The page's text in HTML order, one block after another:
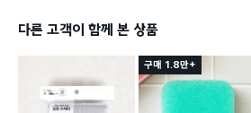
다른 고객이 함께 본 상품
구매 1.8만+